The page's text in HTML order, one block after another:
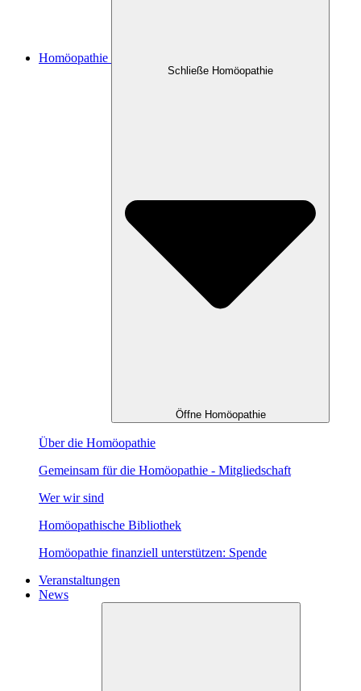
Homöopathie
Schließe Homöopathie
Öffne Homöopathie
Über die Homöopathie
Gemeinsam für die Homöopathie - Mitgliedschaft
Wer wir sind
Homöopathische Bibliothek
Homöopathie finanziell unterstützen: Spende
Veranstaltungen
News